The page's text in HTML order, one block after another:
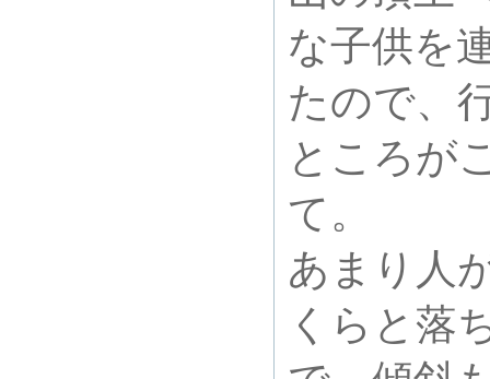
な子供を
たので、
ところが
て。
あまり人
くらと落